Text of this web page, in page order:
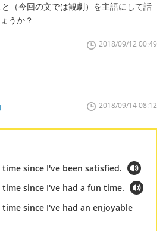
（今回の文では観劇）を主語にして話
うか？
2018/09/12 00:49
2018/09/14 08:12
since I've been satisfied.
since I've had a fun time.
since I've had an enjoyable